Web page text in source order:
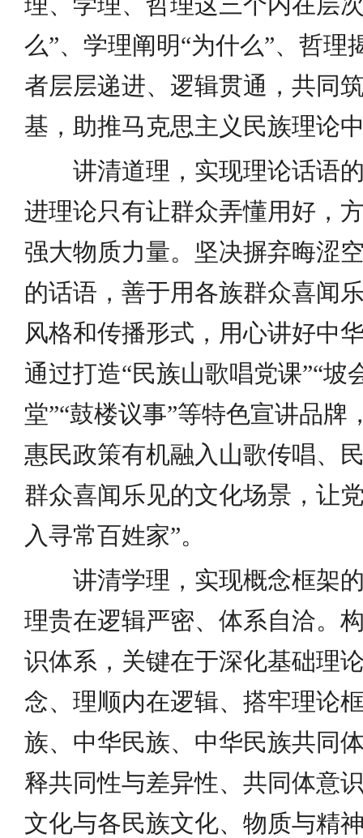
么”、学理阐明“为什么”、哲理
者层层递进、逻辑贯通，共同
基，助推马克思主义民族理论
讲清道理，实现理论话语
进理论只有让群众弄懂用好，
强大物质力量。坚决摒弃晦涩
的话语，善于用各族群众喜闻
风格和传播形式，用心讲好中
通过打造“民族山歌唱党课”“坡
堂”“鼓楼议事”等特色宣讲品牌
惠民政策有机融入山歌传唱、
群众喜闻乐见的文化场景，让
入寻常百姓家”。
讲清学理，实现概念框架
理贵在逻辑严密、体系自洽。
识体系，关键在于深化基础理
念、理顺内在逻辑、搭牢理论
族、中华民族、中华民族共同
释共同性与差异性、共同体意
文化与各民族文化、物质与精